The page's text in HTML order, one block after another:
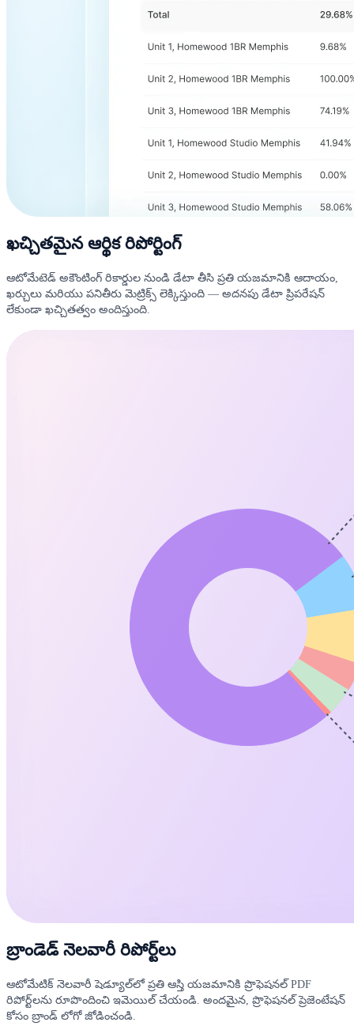
ఖచ్చితమైన ఆర్థిక రిపోర్టింగ్
ఆటోమేటెడ్ అకౌంటింగ్ రికార్డుల నుండి డేటా తీసి ప్రతి యజమానికి ఆదాయం,
ఖర్చులు మరియు పనితీరు మెట్రిక్స్ లెక్కిస్తుంది — అదనపు డేటా ప్రిపరేషన్
లేకుండా ఖచ్చితత్వం అందిస్తుంది.
బ్రాండెడ్ నెలవారీ రిపోర్ట్‌లు
ఆటోమేటిక్ నెలవారీ షెడ్యూల్‌లో ప్రతి ఆస్తి యజమానికి ప్రొఫెషనల్ PDF
రిపోర్ట్‌లను రూపొందించి ఇమెయిల్ చేయండి. అందమైన, ప్రొఫెషనల్ ప్రెజెంటేషన్
కోసం బ్రాండ్ లోగో జోడించండి.